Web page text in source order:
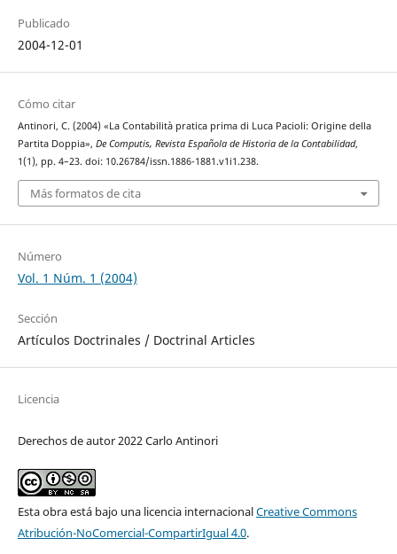
Publicado
2004-12-01
Cómo citar
Antinori, C. (2004) «La Contabilità pratica prima di Luca Pacioli: Origine della
Partita Doppia», De Computis, Revista Española de Historia de la Contabilidad,
1(1), pp. 4–23. doi: 10.26784/issn.1886-1881.v1i1.238.
Más formatos de cita
Número
Vol. 1 Núm. 1 (2004)
Sección
Artículos Doctrinales / Doctrinal Articles
Licencia
Derechos de autor 2022 Carlo Antinori
Esta obra está bajo una licencia internacionalCreative Commons
Atribución-NoComercial-CompartirIgual 4.0.